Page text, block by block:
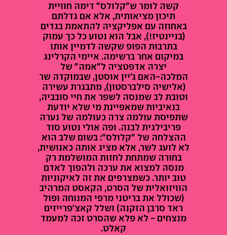
קשה לומר ש"קלולס" דימה חוויית
תיכון מציאותית, אלא אם גדלתם
באחוזה עם אפליקציה להתאמת בגדים
(בניינטיז!), אבל הוא נטוע כל כך עמוק
בתרבות הפופ שקשה לדמיין אותו
במיקום אחר ברשימה. איימי הקרלינג
יצרה אדפטציה ל"אמה" של
המלכה-האם ג'יין אוסטן, שבמוקדה שר
(אלישיה סילברסטון), מתבגרת עשירה
וטובת לב שמנסה לשפר את חיי סובביה,
בנאיביות שמאפיינת מי שלא יודעת
שתפיסת עולמה צרה כעולמה של נערה
פריבילגית לבנה. ופה אולי נטוע סוד
ההצלחה של "קלולס": בשום שלב הוא
לא לועג לשר, אלא מציג אותה כאנושית,
בחורה שמתחת לחזות המושלמת רק
מנסה למצוא את ערכה ולהפוך לאדם
טוב יותר. כשמצרפים את זה לאיקוניות
הוויזואלית של הסרט, הקאסט המרהיב
(שכולל את בריטני מרפי המנוחה ופול
ראד סרבן הזקנה) ושלל קאצ'פרייזים
מנצחים - לא פלא שהסרט זכה למעמד
קאלט.